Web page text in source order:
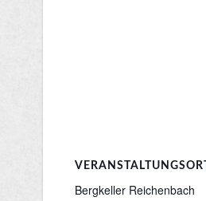
VERANSTALTUNGSORT
Bergkeller Reichenbach